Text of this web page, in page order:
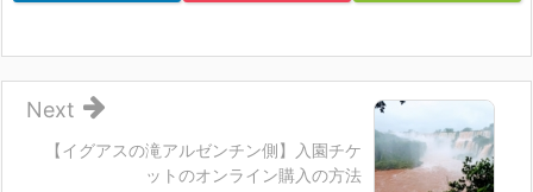
【イグアスの滝アルゼンチン側】入園チケ
ットのオンライン購入の方法
Next